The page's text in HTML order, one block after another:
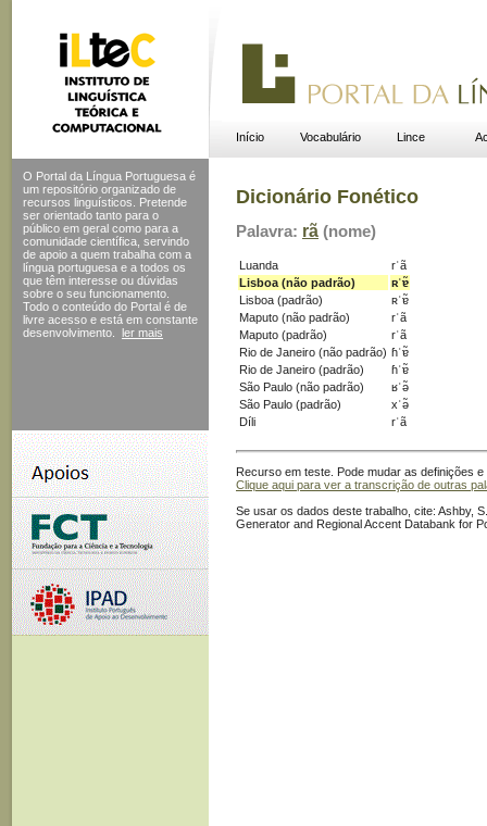
Início Vocabulário Lince
O Portal da Língua Portuguesa é
um repositório organizado de
recursos linguísticos. Pretende
ser orientado tanto para o
público em geral como para a
comunidade científica, servindo
de apoio a quem trabalha com a
língua portuguesa e a todos os
que têm interesse ou dúvidas
sobre o seu funcionamento.
Todo o conteúdo do Portal é de
livre acesso e está em constante
desenvolvimento.
ler mais
Dicionário Fonético
Palavra: rã (nome)
Luanda
rˈã
Lisboa (não padrão)
ʀˈɐ̃
Lisboa (padrão)
ʀˈɐ̃
Maputo (não padrão)
rˈã
Maputo (padrão)
rˈã
Rio de Janeiro (não padrão) ɦˈɐ̃
Rio de Janeiro (padrão)
ɦˈɐ̃
São Paulo (não padrão)
ʁˈə̃
São Paulo (padrão)
xˈə̃
Díli
rˈã
Recurso em teste. Pode mudar as definições
Clique aqui para ver a transcrição de outras
Se usar os dados deste trabalho, cite: Ashby,
Generator and Regional Accent Databank for